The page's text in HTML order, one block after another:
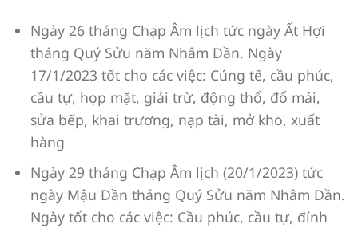
Ngày 26 tháng Chạp Âm lịch tức ngày Ất Hợi
tháng Quý Sửu năm Nhâm Dần. Ngày
17/1/2023 tốt cho các việc: Cúng tế, cầu phúc,
cầu tự, họp mặt, giải trừ, động thổ, đổ mái,
sửa bếp, khai trương, nạp tài, mở kho, xuất
hàng
Ngày 29 tháng Chạp Âm lịch (20/1/2023) tức
ngày Mậu Dần tháng Quý Sửu năm Nhâm Dần.
Ngày tốt cho các việc: Cầu phúc, cầu tự, đính